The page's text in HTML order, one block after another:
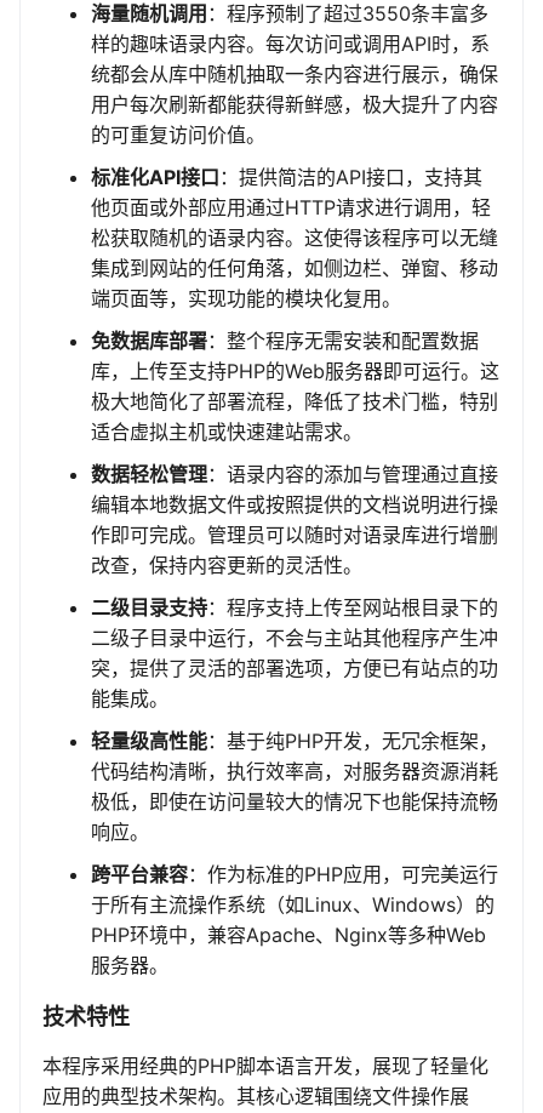
海量随机调用 ：程序预制了超过3550条丰富多
样的趣味语录内容。每次访问或调用API时，系
统都会从库中随机抽取一条内容进行展示，确保
用户每次刷新都能获得新鲜感，极大提升了内容
的可重复访问价值。
标准化API接口 ：提供简洁的API接口，支持其
他页面或外部应用通过HTTP请求进行调用，轻
松获取随机的语录内容。这使得该程序可以无缝
集成到网站的任何角落，如侧边栏、弹窗、移动
端页面等，实现功能的模块化复用。
免数据库部署：整个程序无需安装和配置数据
库，上传至支持PHP的Web服务器即可运行。这
极大地简化了部署流程，降低了技术门槛，特别
适合虚拟主机或快速建站需求。
数据轻松管理：语录内容的添加与管理通过直接
编辑本地数据文件或按照提供的文档说明进行操
作即可完成。管理员可以随时对语录库进行增删
改查，保持内容更新的灵活性。
二级目录支持：程序支持上传至网站根目录下的
二级子目录中运行，不会与主站其他程序产生冲
突，提供了灵活的部署选项，方便已有站点的功
能集成。
轻量级高性能：基于纯PHP开发，无冗余框架，
代码结构清晰，执行效率高，对服务器资源消耗
极低，即使在访问量较大的情况下也能保持流畅
响应。
跨平台兼容：作为标准的PHP应用，可完美运行
于所有主流操作系统（如Linux、Windows）的
PHP环境中，兼容Apache、Nginx等多种Web
服务器。
技术特性
本程序采用经典的PHP脚本语言开发，展现了轻量化
应用的典型技术架构。其核心逻辑围绕文件操作展